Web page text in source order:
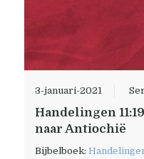
3-januari-2021
Handelingen
naar Antiochië
Bijbelboek: